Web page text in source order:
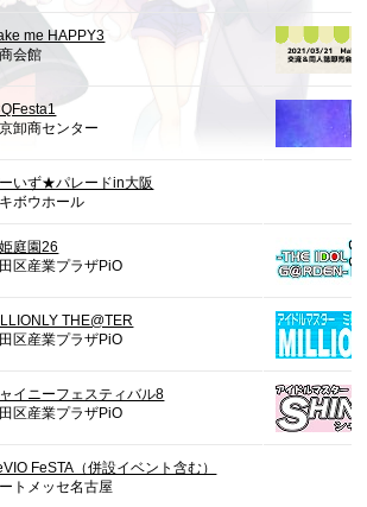
me HAPPY3
会館
卸商センター
いず★パレードin大阪
ボウホール
庭園26
区産業プラザPiO
THE@TER
区産業プラザPiO
イニーフェスティバル8
区産業プラザPiO
FeSTA（併設イベント含む）
トメッセ名古屋